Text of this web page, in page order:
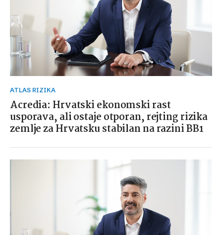
ATLAS RIZIKA
Acredia: Hrvatski ekonomski rast
usporava, ali ostaje otporan, rejting rizika
zemlje za Hrvatsku stabilan na razini BB1